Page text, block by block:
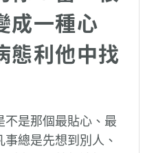
成一種心
態利他中找
不是那個最貼心、最
總是先想到別人、